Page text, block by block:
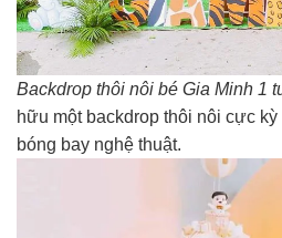
Backdrop thôi nôi bé Gia Minh 1
hữu một backdrop thôi nôi cực
bóng bay nghệ thuật.